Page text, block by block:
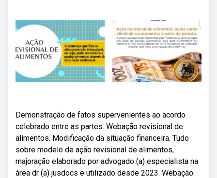
Demonstração de fatos supervenientes ao acordo
celebrado entre as partes. Webação revisional de
alimentos. Modificação da situação financeira. Tudo
sobre modelo de ação revisional de alimentos,
majoração elaborado por advogado (a) especialista na
área dr (a) jusdocs e utilizado desde 2023. Webação